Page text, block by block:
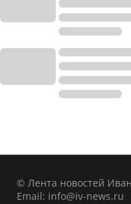
© Лента новостей
Email: info@iv-news.ru